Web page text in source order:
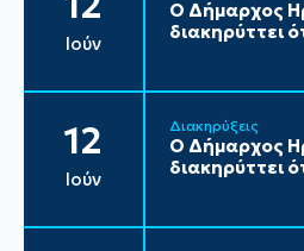
Ιούν
Ο Δήμαρχος
διακηρύττει
12
Ιούν
Διακηρύξεις
Ο Δήμαρχος
διακηρύττει